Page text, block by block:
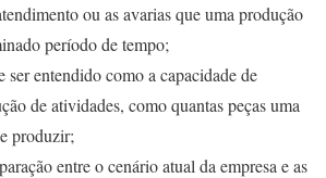
ou as avarias que uma produção
período de tempo;
ser entendido como a capacidade de
de atividades, como quantas peças uma
produzir;
entre o cenário atual da empresa e as